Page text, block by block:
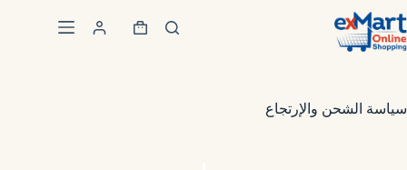
سياسة الشحن والإرتجاع